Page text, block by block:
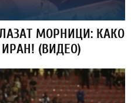
МОРНИЦИ: КАКО
(ВИДЕО)